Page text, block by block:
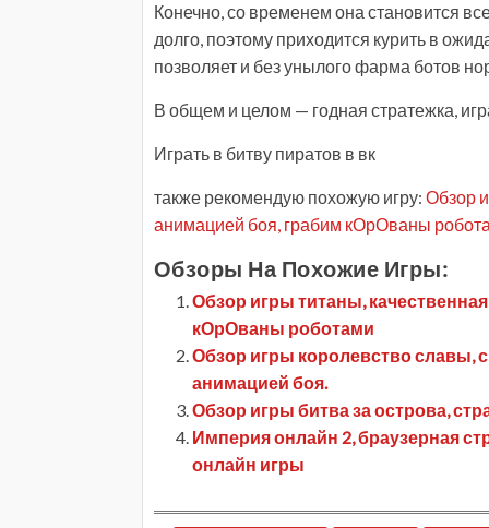
Конечно, со временем она становится
долго, поэтому приходится курить в
позволяет и без унылого фарма ботов
В общем и целом — годная стратежка,
Играть в битву пиратов в вк
также рекомендую похожую игру: Обзор
анимацией боя, грабим кОрОваны
Обзоры На Похожие Игры:
Обзор игры титаны,
кОрОваны роботами
Обзор игры королевство славы,
анимацией боя.
Обзор игры битва за острова,
Империя онлайн 2, браузерная
онлайн игры